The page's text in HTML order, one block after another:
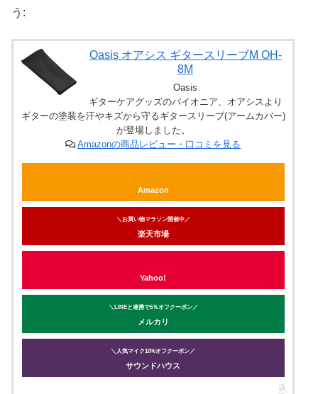
う:
Oasis オアシス ギタースリーブM OH-
8M
Oasis
ギターケアグッズのパイオニア、オアシスより
ギターの塗装を汗やキズから守るギタースリーブ(アームカバー)
が登場しました。
Amazonの商品レビュー・口コミを見る
Amazon
＼お買い物マラソン開催中／
楽天市場
Yahoo!
＼LINEと連携で5％オフクーポン／
メルカリ
＼人気マイク10%オフクーポン／
サウンドハウス